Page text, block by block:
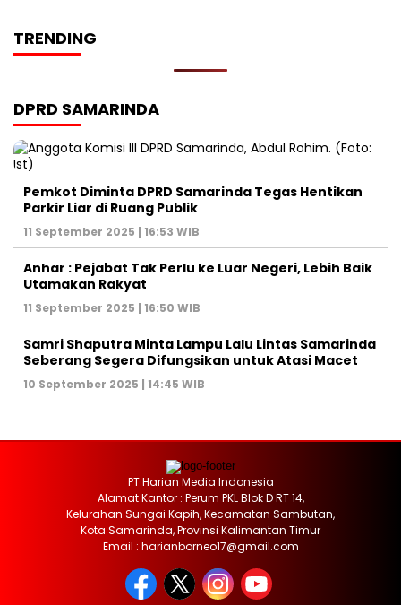
TRENDING
DPRD SAMARINDA
Pemkot Diminta DPRD Samarinda Tegas Hentikan
Parkir Liar di Ruang Publik
11 September 2025 | 16:53 WIB
Anhar : Pejabat Tak Perlu ke Luar Negeri, Lebih Baik
Utamakan Rakyat
11 September 2025 | 16:50 WIB
Samri Shaputra Minta Lampu Lalu Lintas Samarinda
Seberang Segera Difungsikan untuk Atasi Macet
10 September 2025 | 14:45 WIB
PT Harian Media Indonesia
Alamat Kantor : Perum PKL Blok D RT 14,
Kelurahan Sungai Kapih, Kecamatan Sambutan,
Kota Samarinda, Provinsi Kalimantan Timur
Email : harianborneo17@gmail.com